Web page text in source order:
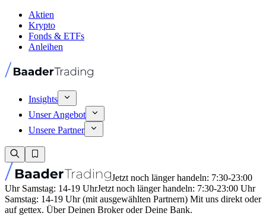
Aktien
Krypto
Fonds & ETFs
Anleihen
Insights
Unser Angebot
Unsere Partner
Jetzt noch länger handeln: 7:30-23:00
Uhr Samstag: 14-19 UhrJetzt noch länger handeln: 7:30-23:00 Uhr
Samstag: 14-19 Uhr (mit ausgewählten Partnern) Mit uns direkt oder
auf gettex. Über Deinen Broker oder Deine Bank.